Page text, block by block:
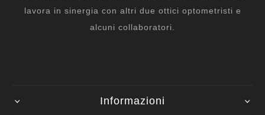
lavora in sinergia con altri due ottici optometristi e
alcuni collaboratori.
Informazioni